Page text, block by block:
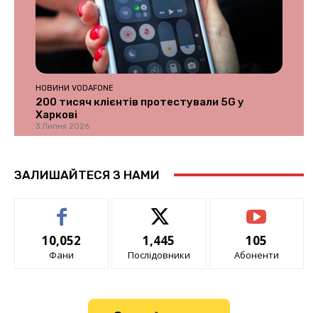
НОВИНИ VODAFONE
200 тисяч клієнтів протестували 5G у
Харкові
3 Липня 2026
ЗАЛИШАЙТЕСЯ З НАМИ
10,052
Фани
1,445
Послідовники
105
Абоненти